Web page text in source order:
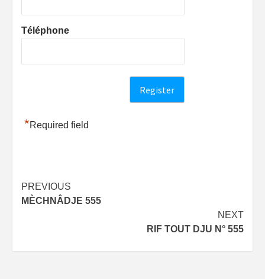
Téléphone
*Required field
Post
navigation
PREVIOUS
MÈCHNÂDJE 555
NEXT
RIF TOUT DJU N° 555